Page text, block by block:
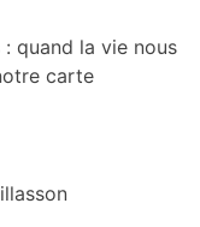
quand la vie nous
carte